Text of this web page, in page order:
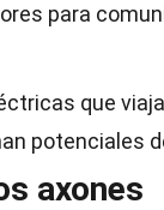
para
que
potenciales
axones